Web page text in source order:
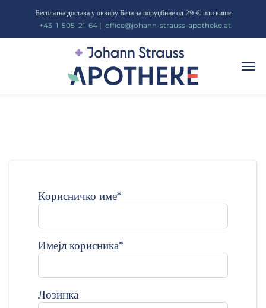
Бесплатна достава у оквиру Беча за поруџбине од 29 € или више
+43 1 505_ 21 64| office@johann-strauss-apotheke.at
Корисничко име*
Имејл корисника*
Лозинка